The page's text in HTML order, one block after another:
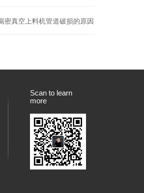
密真空上料机管道破损的原因
Scan to learn
more